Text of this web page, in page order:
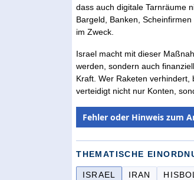
dass auch digitale Tarnräume
Bargeld, Banken,
im Zweck.
Israel macht mit dieser
werden, sondern auch
Kraft. Wer Raketen verhindert,
verteidigt nicht nur Konten,
Fehler oder Hinweis zum
THEMATISCHE
ISRAEL IRAN